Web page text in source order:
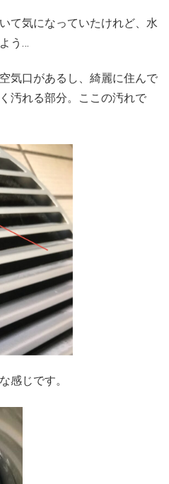
て気になっていたけれど、水
う…
気口があるし、綺麗に住んで
汚れる部分。ここの汚れで
感じです。